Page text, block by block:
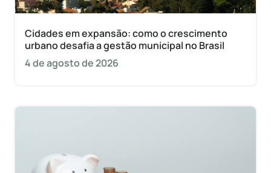
Cidades em expansão: como o crescimento
urbano desafia a gestão municipal no Brasil
4 de agosto de 2026